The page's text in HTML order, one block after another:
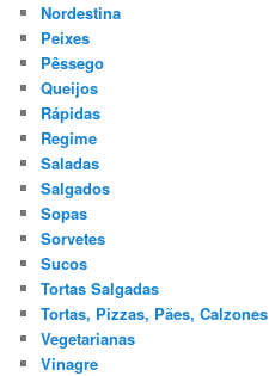
Nordestina
Peixes
Pêssego
Queijos
Rápidas
Regime
Saladas
Salgados
Sopas
Sorvetes
Sucos
Tortas Salgadas
Tortas, Pizzas, Pães, Calzones
Vegetarianas
Vinagre